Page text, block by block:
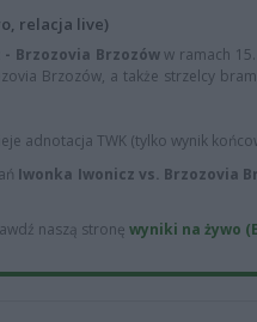
relacja live)
Brzozovia Brzozóww ramach 15.
Brzozów, a także strzelcy
adnotacja TWK (tylko wynik
Iwonka Iwonicz vs. Brzozovia
naszą stronę wyniki na żywo